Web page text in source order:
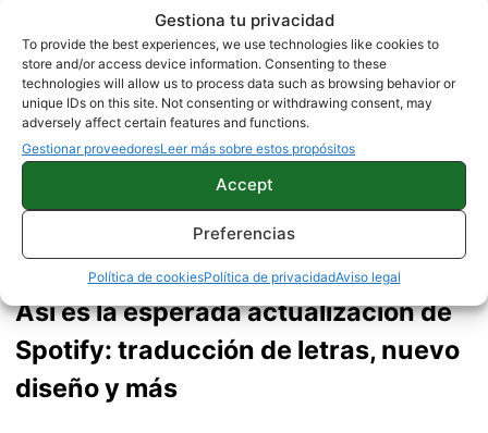
Gestiona tu privacidad
To provide the best experiences, we use technologies like cookies to
store and/or access device information. Consenting to these
technologies will allow us to process data such as browsing behavior or
unique IDs on this site. Not consenting or withdrawing consent, may
adversely affect certain features and functions.
Gestionar proveedoresLeer más sobre estos propósitos
Accept
Preferencias
Política de cookiesPolítica de privacidadAviso legal
Así es la esperada actualización de
Spotify: traducción de letras, nuevo
diseño y más